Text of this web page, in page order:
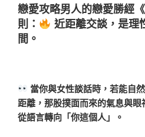
戀愛攻略男人的戀愛勝經
則：
近距離交談，是理
間。
當你與女性談話時，若能自
距離，那股撲面而來的氣息與
從語言轉向「你這個人」。